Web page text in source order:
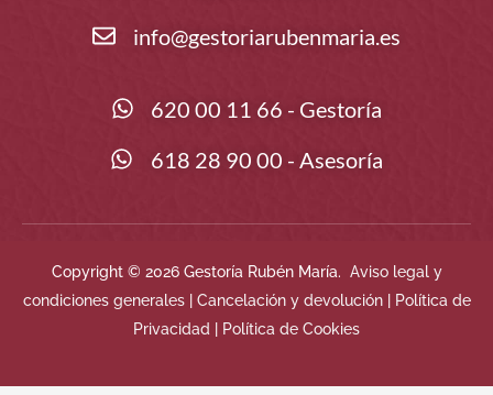
info@gestoriarubenmaria.es
620 00 11 66 - Gestoría
618 28 90 00 - Asesoría
Copyright © 2026 Gestoría Rubén María. Aviso legal y
condiciones generales
Cancelación y devolución|
Política de
Privacidad
Política de Cookies